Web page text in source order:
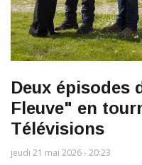
Deux épisodes
Fleuve" en
Télévisions
jeudi 21 mai 2026 - 20:23